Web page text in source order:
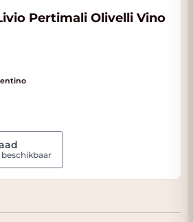
Pertimali Olivelli Vino